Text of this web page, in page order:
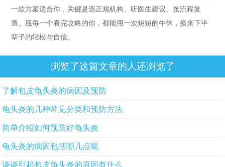
一款方案适合你，关键是选正规机构、听医生建议、按流程复
查。愿每一个看完攻略的你，都能用一次短短的午休，换来下半
辈子的轻松与自信。
浏览了这篇文章的人还浏览了
了解包皮龟头炎的病因及预防
龟头炎的几种常见分类和预防方法
简单介绍如何预防好龟头炎
龟头炎的病因包括哪几点呢
谈谈引起包皮龟头炎的原因有什么